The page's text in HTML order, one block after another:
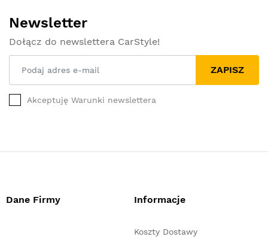
Newsletter
Dołącz do newslettera CarStyle!
ZAPISZ
Akceptuję Warunki newslettera
Dane Firmy Informacje
Koszty Dostawy